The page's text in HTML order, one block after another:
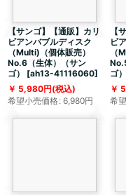
【サンゴ】【通販】カリ
ビアンバブルディスク
（Multi)（個体販売）
No.6（生体）（サン
ゴ）
[ah13-41116060]
5,980円(税込)
希望小売価格: 6,980円
【
ビ
（
ゴ）
希